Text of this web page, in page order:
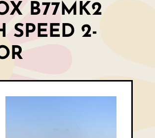
B77MK2
SPEED 2-